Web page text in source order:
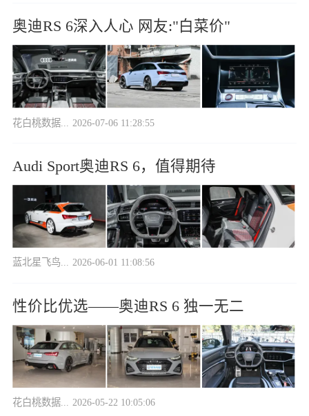
奥迪RS 6深入人心 网友:"白菜价"
花白桃数据... 2026-07-06 11:28:55
Audi Sport奥迪RS 6，值得期待
蓝北星飞鸟... 2026-06-01 11:08:56
性价比优选——奥迪RS 6 独一无二
花白桃数据... 2026-05-22 10:05:06